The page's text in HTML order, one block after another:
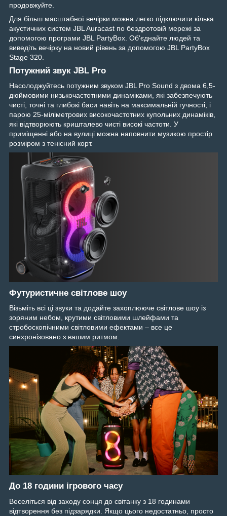
продовжуйте.
Для більш масштабної вечірки можна легко підключити кілька
акустичних систем JBL Auracast по бездротовій мережі за
допомогою програми JBL PartyBox. Об'єднайте людей та
виведіть вечірку на новий рівень за допомогою JBL PartyBox
Stage 320.
Потужний звук JBL Pro
Насолоджуйтесь потужним звуком JBL Pro Sound з двома 6,5-
дюймовими низькочастотними динаміками, які забезпечують
чисті, точні та глибокі баси навіть на максимальній гучності, і
парою 25-міліметрових високочастотних купольних динаміків,
які відтворюють кришталево чисті високі частоти. У
приміщенні або на вулиці можна наповнити музикою простір
розміром з тенісний корт.
Футуристичне світлове шоу
Візьміть всі ці звуки та додайте захоплююче світлове шоу із
зоряним небом, крутими світловими шлейфами та
стробоскопічними світловими ефектами – все це
синхронізовано з вашим ритмом.
До 18 години ігрового часу
Веселіться від заходу сонця до світанку з 18 годинами
відтворення без підзарядки. Якщо цього недостатньо, просто